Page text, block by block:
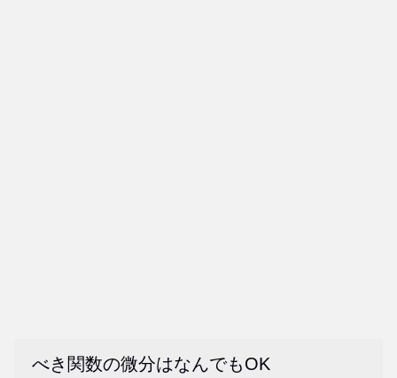
べき関数の微分はなんでもOK